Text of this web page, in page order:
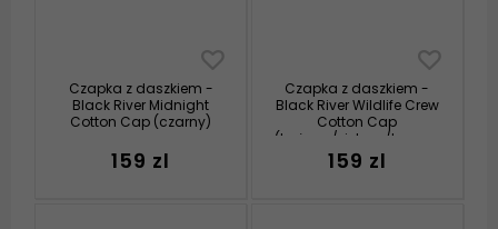
Czapka z daszkiem -
Black River Midnight
Cotton Cap (czarny)
159 zl
Czapka z daszkiem -
Black River Wildlife Crew
Cotton Cap
(beżowy/zielony/brązowy)
159 zl